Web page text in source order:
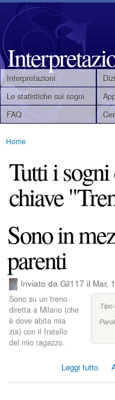
al
contenuto
M
e
n
u
p
n
c
p
a
Interpretazioni
Le statistiche sui sogni
FAQ
Tu
sei
qui
Home
Tutti i
chiave
Sono in
parenti
Inviato da Gil117 il Mar,
Tipo
Sono su un treno
diretta a Milano (che
è dove abita mia
zia) con il fratello
del mio ragazzo.
Leggi tutto